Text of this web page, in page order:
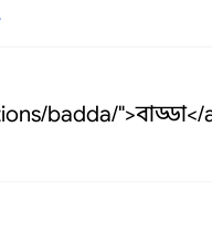
badda/">বাড্ডা</